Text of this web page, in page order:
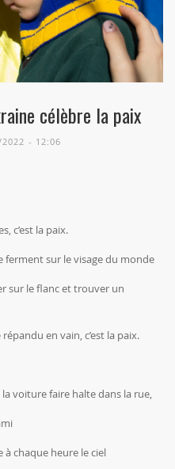
célèbre la paix
- 12:06
c’est la paix.
ferment sur le visage du monde
sur le flanc et trouver un
en vain, c’est la paix.
la voiture faire halte dans la rue,
à chaque heure le ciel